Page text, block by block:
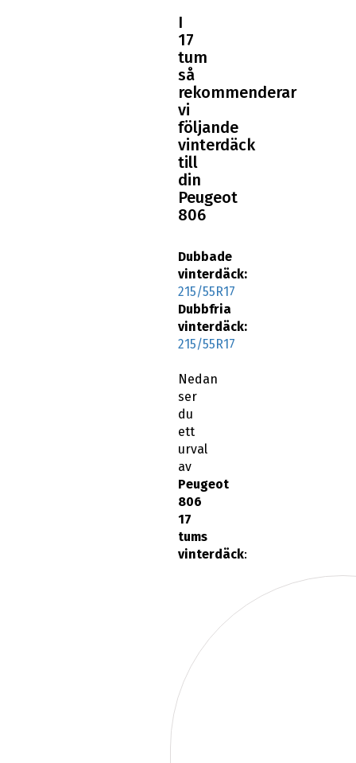
I
17
tum
så
rekommenderar
vi
följande
vinterdäck
till
din
Peugeot
806
Dubbade
vinterdäck:
215/55R17
Dubbfria
vinterdäck:
215/55R17
Nedan
ser
du
ett
urval
av
Peugeot
806
17
tums
vinterdäck: